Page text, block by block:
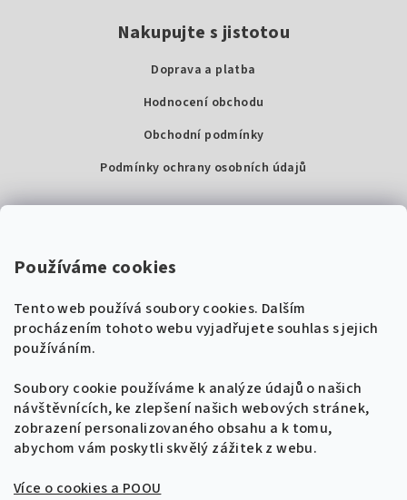
Používáme cookies
Tento web používá soubory cookies. Dalším
procházením tohoto webu vyjadřujete souhlas s jejich
používáním.
Soubory cookie používáme k analýze údajů o našich
návštěvnících, ke zlepšení našich webových stránek,
zobrazení personalizovaného obsahu a k tomu,
abychom vám poskytli skvělý zážitek z webu.
Více o cookies a POOU
Nakupujte s jistotou
Doprava a platba
Hodnocení obchodu
Obchodní podmínky
Podmínky ochrany osobních údajů
Super Noty, s.r.o.
IČ: 04568672
+420 604 485 792
info@supernoty.cz
V pracovních dnech od 8:00 do 17:00
🎸 Naladíme tě na nové zpěvníky!
Získej tipy, novinky a 10 % slevuna první
objednávku.